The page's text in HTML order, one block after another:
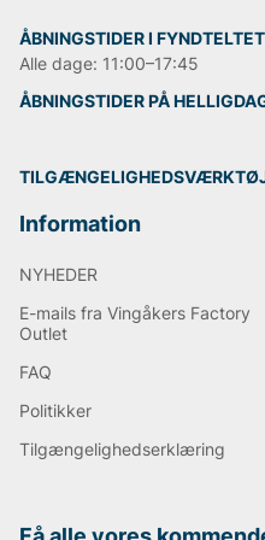
Herefter blev chinosene
hverdagsbukser, som kun
tiden.
Lee
Björn Borg
Oscar Jacobson
ÅBNINGSTIDER I FYNDTELTET
Alle dage: 11:00–17:45
ÅBNINGSTIDER PÅ
Information
NYHEDER
E-mails fra Vingåkers Factory
Outlet
FAQ
Politikker
Tilgængelighedserklæring